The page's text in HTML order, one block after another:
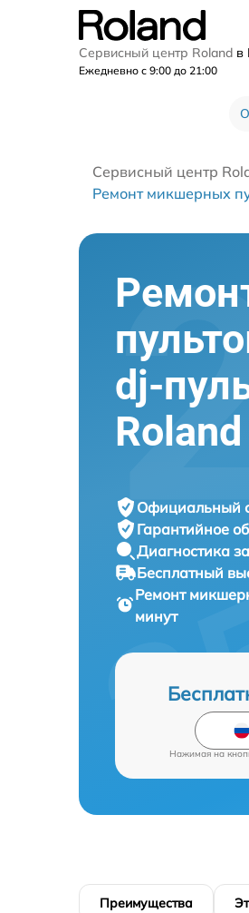
Сервисный центр Roland в
Ежедневно с 9:00 до 21:00
Сервисный центр
Ремонт микшерных
dj-
Официальный
Гарантийное
Диагностика
Бесплатный
Ремонт
минут
Нажимая на
Преимущества